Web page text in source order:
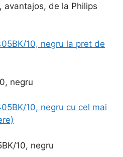
avantajos, de la Philips
10, negru la pret de
10, negru cu cel mai
10, negru